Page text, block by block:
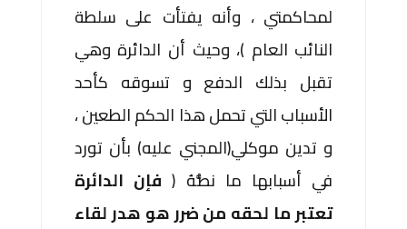
لمحاكمتي ، وأنه يفتأت على سلطة
النائب العام )، وحيث أن الدائرة وهي
تقبل بذلك الدفع و تسوقه كأحد
الأسباب التي تحمل هذا الحكم الطعين ،
و تدين موكلي(المجني عليه) بأن تورد
في أسبابها ما نصُّهُ ( فإن الدائرة
تعتبر ما لحقه من ضرر هو هدر لقاء